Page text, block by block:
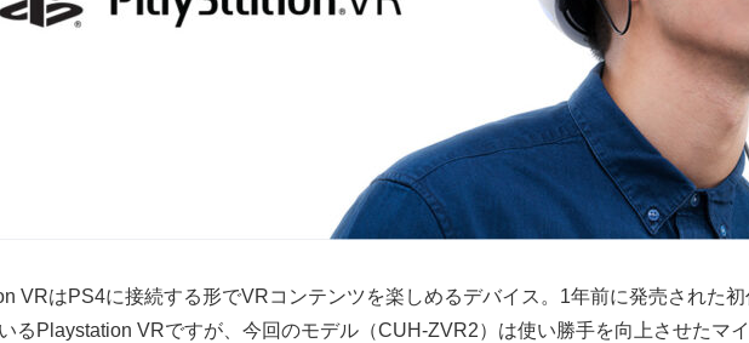
VRはPS4に接続する形でVRコンテンツを楽しめるデバイス。1年前に発売された
るPlaystation VRですが、今回のモデル（CUH-ZVR2）は使い勝手を向上させたマ